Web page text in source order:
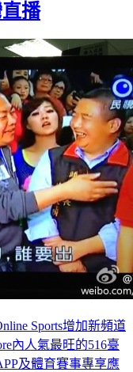
播
Sports增加新頻道
內人氣最旺的516臺
及體育賽事專享應